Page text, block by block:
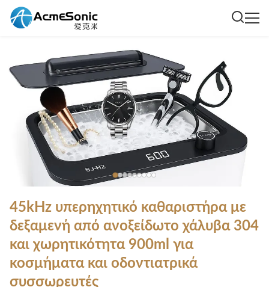
45kHz υπερηχητικό καθαριστήρα με
δεξαμενή από ανοξείδωτο χάλυβα 304
και χωρητικότητα 900ml για
κοσμήματα και οδοντιατρικά
συσσωρευτές